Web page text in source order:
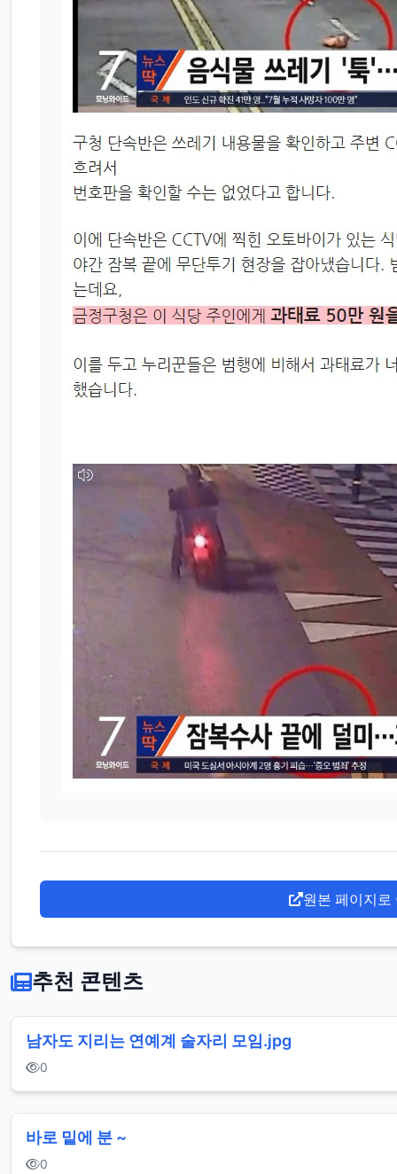
원본 페이지로
추천 콘텐츠
남자도 지리는 연예계 술자리 모임.jpg
0
바로 밑에 분 ~
0